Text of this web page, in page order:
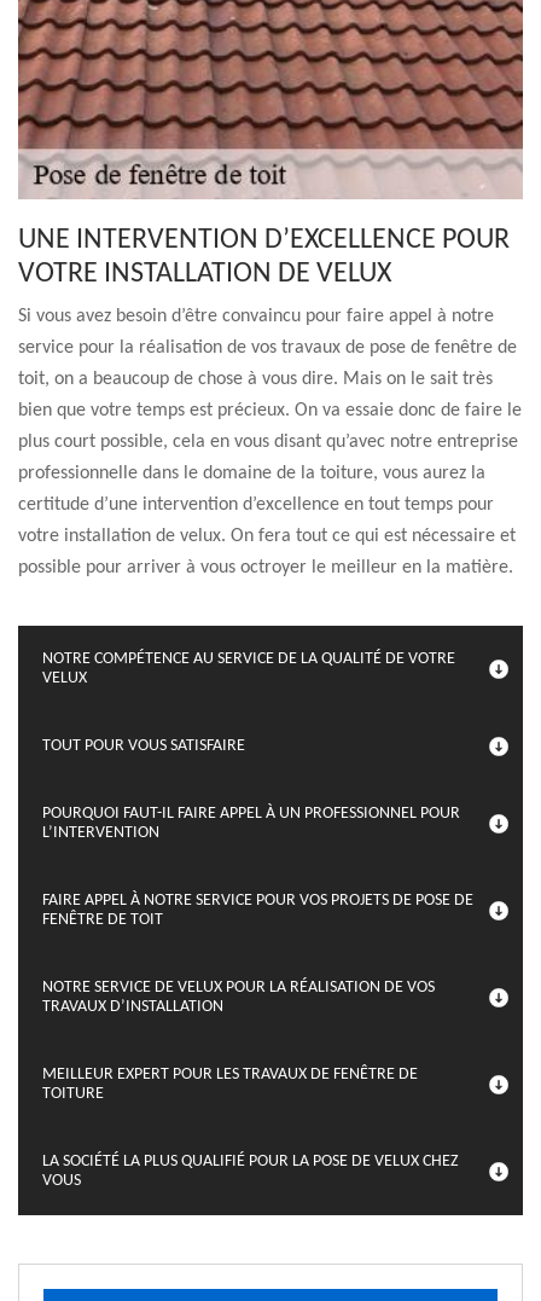
UNE INTERVENTION D’EXCELLENCE POUR
VOTRE INSTALLATION DE VELUX
Si vous avez besoin d’être convaincu pour faire appel à notre
service pour la réalisation de vos travaux de pose de fenêtre de
toit, on a beaucoup de chose à vous dire. Mais on le sait très
bien que votre temps est précieux. On va essaie donc de faire le
plus court possible, cela en vous disant qu’avec notre entreprise
professionnelle dans le domaine de la toiture, vous aurez la
certitude d’une intervention d’excellence en tout temps pour
votre installation de velux. On fera tout ce qui est nécessaire et
possible pour arriver à vous octroyer le meilleur en la matière.
NOTRE COMPÉTENCE AU SERVICE DE LA QUALITÉ DE VOTRE
VELUX
TOUT POUR VOUS SATISFAIRE
POURQUOI FAUT-IL FAIRE APPEL À UN PROFESSIONNEL POUR
L’INTERVENTION
FAIRE APPEL À NOTRE SERVICE POUR VOS PROJETS DE POSE DE
FENÊTRE DE TOIT
NOTRE SERVICE DE VELUX POUR LA RÉALISATION DE VOS
TRAVAUX D’INSTALLATION
MEILLEUR EXPERT POUR LES TRAVAUX DE FENÊTRE DE
TOITURE
LA SOCIÉTÉ LA PLUS QUALIFIÉ POUR LA POSE DE VELUX CHEZ
VOUS